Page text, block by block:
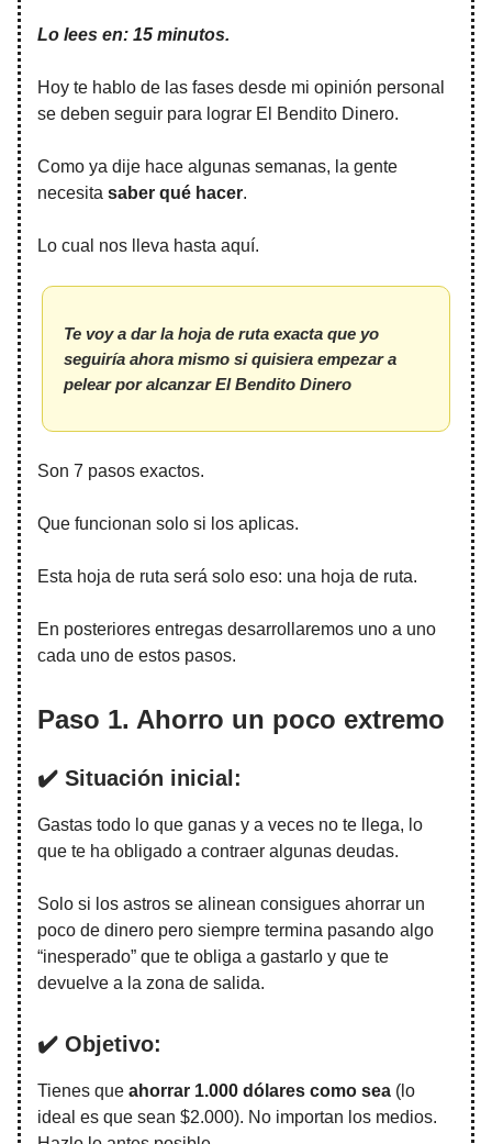
Lo lees en: 15 minutos.
Hoy te hablo de las fases desde mi opinión personal
se deben seguir para lograr El Bendito Dinero.
Como ya dije hace algunas semanas, la gente
necesita saber qué hacer.
Lo cual nos lleva hasta aquí.
Te voy a dar la hoja de ruta exacta que yo
seguiría ahora mismo si quisiera empezar a
pelear por alcanzar El Bendito Dinero
Son 7 pasos exactos.
Que funcionan solo si los aplicas.
Esta hoja de ruta será solo eso: una hoja de ruta.
En posteriores entregas desarrollaremos uno a uno
cada uno de estos pasos.
Paso 1. Ahorro un poco extremo
✔️ Situación inicial:
Gastas todo lo que ganas y a veces no te llega, lo
que te ha obligado a contraer algunas deudas.
Solo si los astros se alinean consigues ahorrar un
poco de dinero pero siempre termina pasando algo
“inesperado” que te obliga a gastarlo y que te
devuelve a la zona de salida.
✔️ Objetivo:
Tienes que ahorrar 1.000 dólares como sea (lo
ideal es que sean $2.000). No importan los medios.